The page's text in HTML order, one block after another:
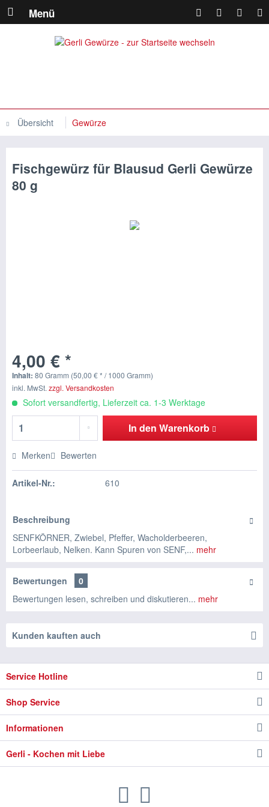
Menü
Übersicht Gewürze
Fischgewürz für Blausud Gerli Gewürze
80 g
4,00 € *
Inhalt: 80 Gramm (50,00 € * / 1000 Gramm)
inkl. MwSt. zzgl. Versandkosten
Sofort versandfertig, Lieferzeit ca. 1-3 Werktage
In den Warenkorb
Merken Bewerten
Artikel-Nr.: 610
Beschreibung
SENFKÖRNER, Zwiebel, Pfeffer, Wacholderbeeren,
Lorbeerlaub, Nelken. Kann Spuren von SENF,... mehr
Bewertungen
0
Bewertungen lesen, schreiben und diskutieren... mehr
Kunden kauften auch
Service Hotline
Shop Service
Informationen
Gerli - Kochen mit Liebe